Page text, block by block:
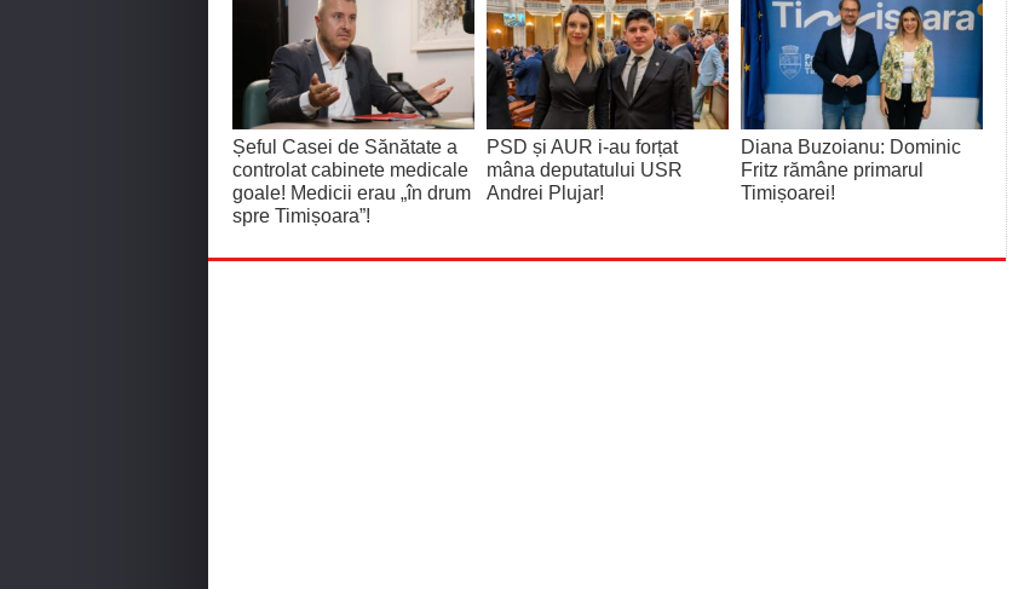
Șeful Casei de Sănătate a
controlat cabinete medicale
goale! Medicii erau „în drum
spre Timișoara”!
PSD și AUR i-au forțat
mâna deputatului USR
Andrei Plujar!
Diana Buzoianu: Dominic
Fritz rămâne primarul
Timișoarei!